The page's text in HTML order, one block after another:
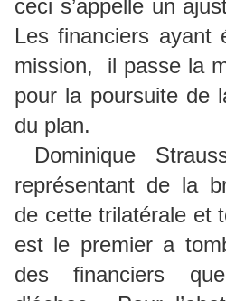
ceci s’appelle un
Les financiers ayant
mission, il passe la
pour la poursuite de
du plan.
Dominique
représentant de la
de cette trilatérale et
est le premier a
des financiers